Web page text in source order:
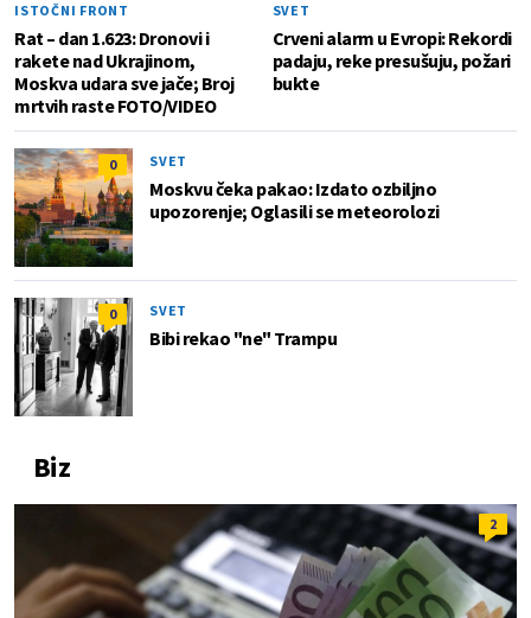
ISTOČNI FRONT
Rat – dan 1.623: Dronovi i
rakete nad Ukrajinom,
Moskva udara sve jače; Broj
mrtvih raste FOTO/VIDEO
SVET
Crveni alarm u Evropi: Rekordi
padaju, reke presušuju, požari
bukte
0 SVET
Moskvu čeka pakao: Izdato ozbiljno
upozorenje; Oglasili se meteorolozi
0 SVET
Bibi rekao "ne" Trampu
Biz
2